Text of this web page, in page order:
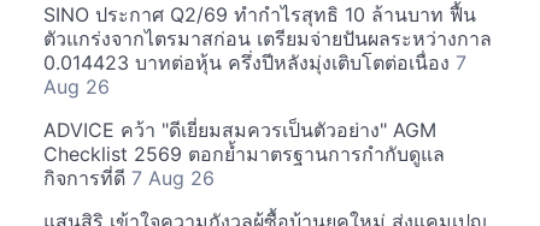
SINO ประกาศ Q2/69 ทำกำไรสุทธิ 10 ล้านบาท ฟื้น
ตัวแกร่งจากไตรมาสก่อน เตรียมจ่ายปันผลระหว่างกาล
0.014423 บาทต่อหุ้น ครึ่งปีหลังมุ่งเติบโตต่อเนื่อง 7
Aug 26
ADVICE คว้า "ดีเยี่ยมสมควรเป็นตัวอย่าง" AGM
Checklist 2569 ตอกย้ำมาตรฐานการกำกับดูแล
กิจการที่ดี 7 Aug 26
แสนสิริ เข้าใจความกังวลผู้ซื้อบ้านยุคใหม่ ส่งแคมเปญ